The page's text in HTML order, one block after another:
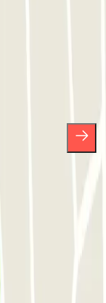
et
concours et
de confidentialité
de Parclick. Sans
quand vous le